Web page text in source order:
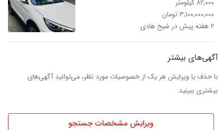
۸۲,۰۰۰ کیلومتر
۳,۱۰۰,۰۰۰,۰۰۰ تومان
۲ هفته پیش در شیخ هادی
آگهی‌های بیشتر
با حذف یا ویرایش هر یک از خصوصیات مورد نظر، می‌توانید آگهی‌های
بیشتری ببینید.
ویرایش مشخصات جستجو